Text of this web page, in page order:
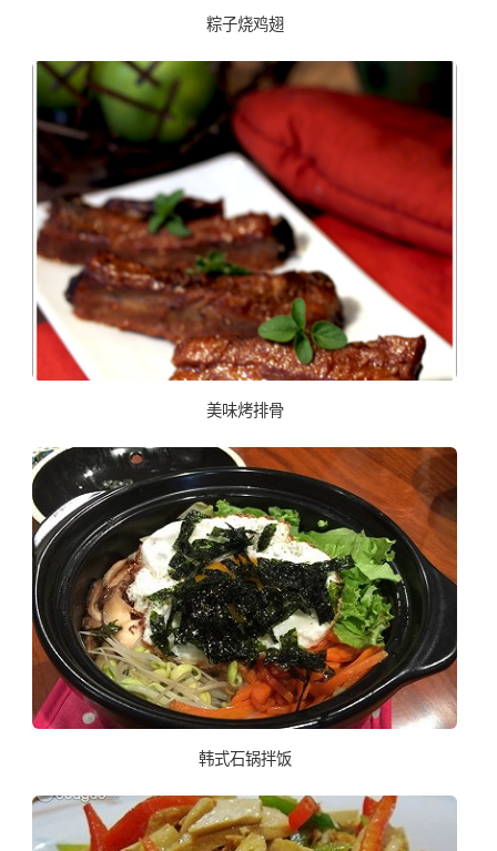
粽子烧鸡翅
美味烤排骨
韩式石锅拌饭